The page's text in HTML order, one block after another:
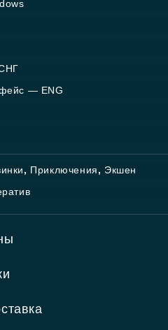
— ENG
, Приключения, Экшен